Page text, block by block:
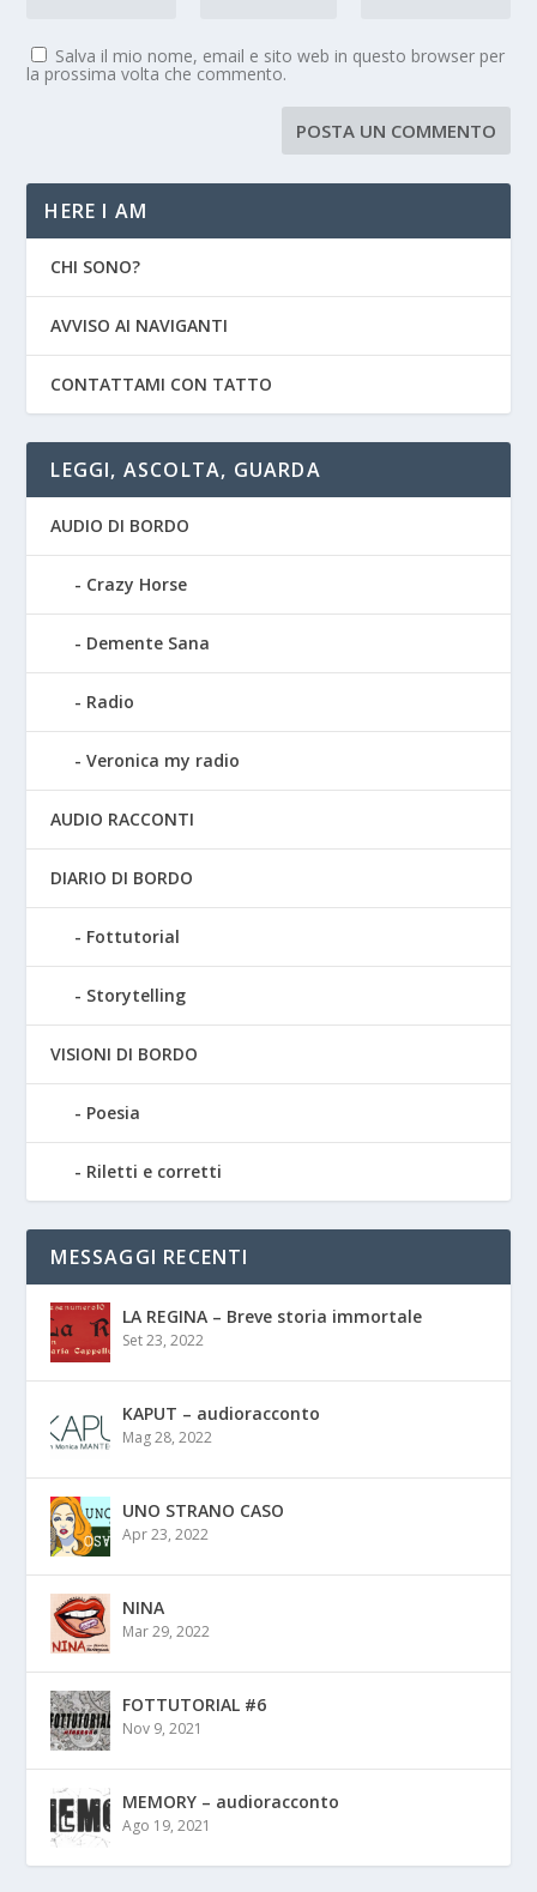
Salva il mio nome, email e sito web in questo browser per
la prossima volta che commento.
HERE I AM
CHI SONO?
AVVISO AI NAVIGANTI
CONTATTAMI CON TATTO
LEGGI, ASCOLTA, GUARDA
AUDIO DI BORDO
Crazy Horse
Demente Sana
Radio
Veronica my radio
AUDIO RACCONTI
DIARIO DI BORDO
Fottutorial
Storytelling
VISIONI DI BORDO
Poesia
Riletti e corretti
MESSAGGI RECENTI
LA REGINA – Breve storia immortale
Set 23, 2022
KAPUT – audioracconto
Mag 28, 2022
UNO STRANO CASO
Apr 23, 2022
NINA
Mar 29, 2022
FOTTUTORIAL #6
Nov 9, 2021
MEMORY – audioracconto
Ago 19, 2021